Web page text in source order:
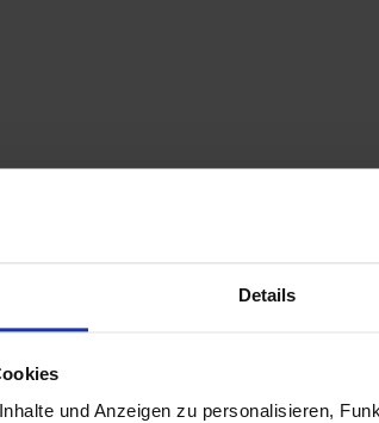
Details
und Anzeigen zu personalisieren,